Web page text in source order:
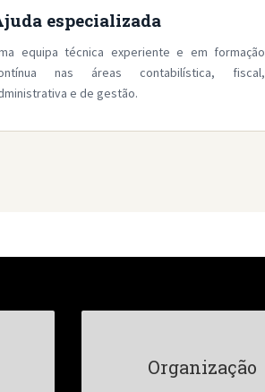
especializada
equipa técnica experiente e em formação
nas áreas contabilística, fiscal,
e de gestão.
Organização